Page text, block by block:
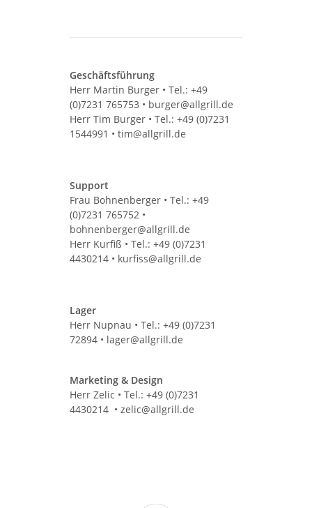
Geschäftsführung
Herr Martin Burger • Tel.: +49
(0)7231 765753 • burger@allgrill.de
Herr Tim Burger • Tel.: +49 (0)7231
1544991 • tim@allgrill.de
Support
Frau Bohnenberger • Tel.: +49
(0)7231 765752 •
bohnenberger@allgrill.de
Herr Kurfiß • Tel.: +49 (0)7231
4430214 • kurfiss@allgrill.de
Lager
Herr Nupnau • Tel.: +49 (0)7231
72894 • lager@allgrill.de
Marketing & Design
Herr Zelic • Tel.: +49 (0)7231
4430214 • zelic@allgrill.de